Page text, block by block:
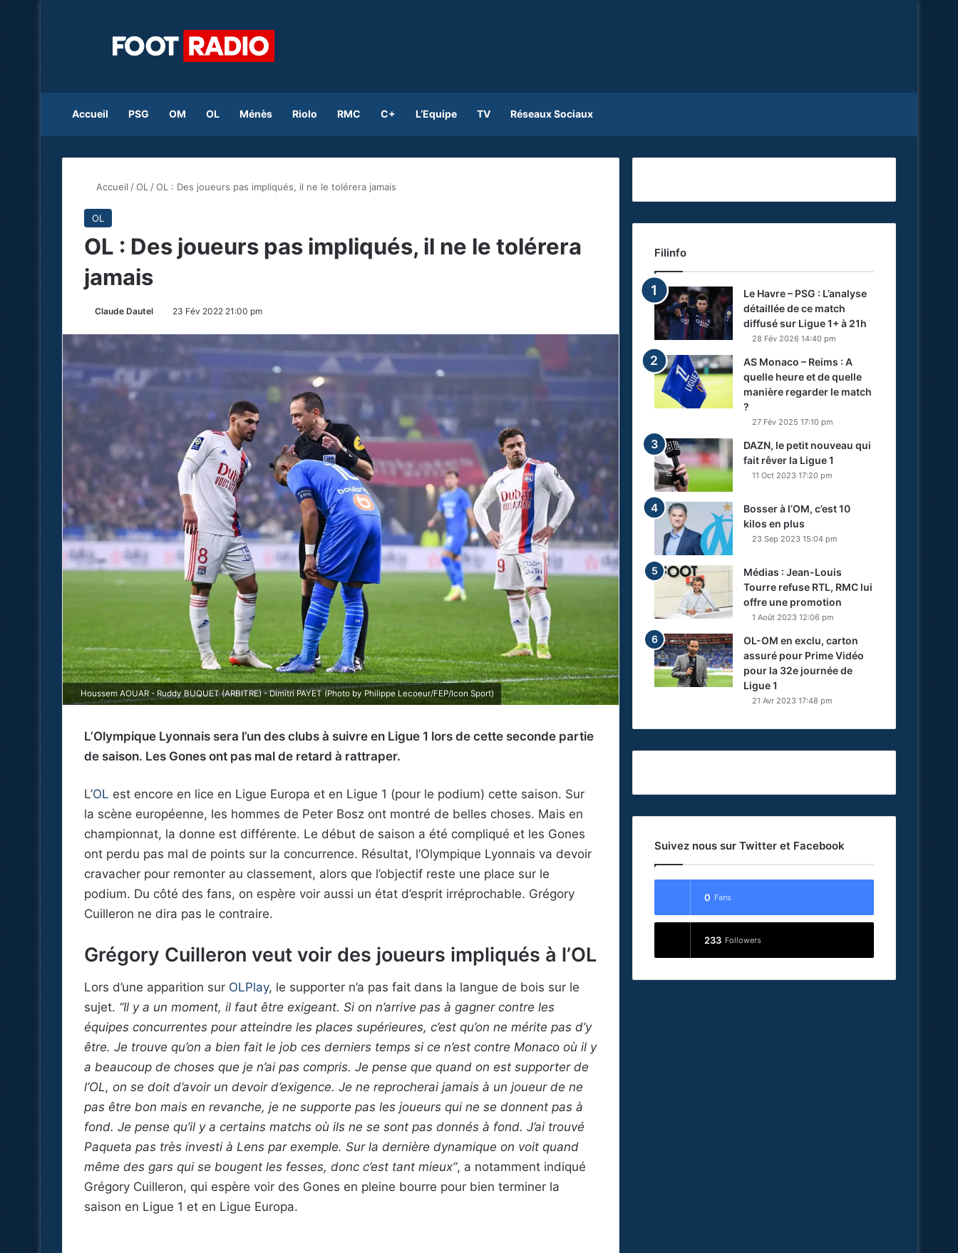
Accueil PSG OM OL Ménès Riolo RMC C+ L’Equipe TV Réseaux Sociaux
Accueil /OL /OL : Des joueurs pas impliqués, il ne le tolérera jamais
OL
OL : Des joueurs pas impliqués, il ne le tolérera
jamais
Claude Dautel 23 Fév 2022 21:00 pm
Houssem AOUAR - Ruddy BUQUET (ARBITRE) - Dimitri PAYET (Photo by Philippe Lecoeur/FEP/Icon Sport)
L’Olympique Lyonnais sera l’un des clubs à suivre en Ligue 1 lors de cette seconde partie
de saison. Les Gones ont pas mal de retard à rattraper.
L’OL est encore en lice en Ligue Europa et en Ligue 1 (pour le podium) cette saison. Sur
la scène européenne, les hommes de Peter Bosz ont montré de belles choses. Mais en
championnat, la donne est différente. Le début de saison a été compliqué et les Gones
ont perdu pas mal de points sur la concurrence. Résultat, l’Olympique Lyonnais va devoir
cravacher pour remonter au classement, alors que l’objectif reste une place sur le
podium. Du côté des fans, on espère voir aussi un état d’esprit irréprochable. Grégory
Cuilleron ne dira pas le contraire.
Grégory Cuilleron veut voir des joueurs impliqués à l’OL
Lors d’une apparition sur OLPlay, le supporter n’a pas fait dans la langue de bois sur le
sujet. “Il y a un moment, il faut être exigeant. Si on n’arrive pas à gagner contre les
équipes concurrentes pour atteindre les places supérieures, c’est qu’on ne mérite pas d’y
être. Je trouve qu’on a bien fait le job ces derniers temps si ce n’est contre Monaco où il y
a beaucoup de choses que je n’ai pas compris. Je pense que quand on est supporter de
l’OL, on se doit d’avoir un devoir d’exigence. Je ne reprocherai jamais à un joueur de ne
pas être bon mais en revanche, je ne supporte pas les joueurs qui ne se donnent pas à
fond. Je pense qu’il y a certains matchs où ils ne se sont pas donnés à fond. J’ai trouvé
Paqueta pas très investi à Lens par exemple. Sur la dernière dynamique on voit quand
même des gars qui se bougent les fesses, donc c’est tant mieux”, a notamment indiqué
Grégory Cuilleron, qui espère voir des Gones en pleine bourre pour bien terminer la
saison en Ligue 1 et en Ligue Europa.
Filinfo
Le Havre – PSG : L’analyse
détaillée de ce match
diffusé sur Ligue 1+ à 21h
28 Fév 2026 14:40 pm
AS Monaco – Reims : A
quelle heure et de quelle
manière regarder le match
?
27 Fév 2025 17:10 pm
DAZN, le petit nouveau qui
fait rêver la Ligue 1
11 Oct 2023 17:20 pm
Bosser à l’OM, c’est 10
kilos en plus
23 Sep 2023 15:04 pm
Médias : Jean-Louis
Tourre refuse RTL, RMC lui
offre une promotion
1 Août 2023 12:06 pm
OL-OM en exclu, carton
assuré pour Prime Vidéo
pour la 32e journée de
Ligue 1
21 Avr 2023 17:48 pm
Suivez nous sur Twitter et Facebook
0 Fans
233 Followers